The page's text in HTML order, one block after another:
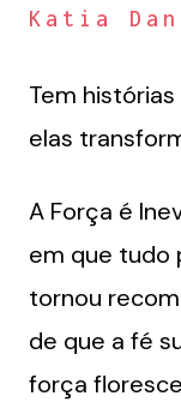
Katia
Tem
elas
A Força é
em que tudo
tornou
de que a fé
força